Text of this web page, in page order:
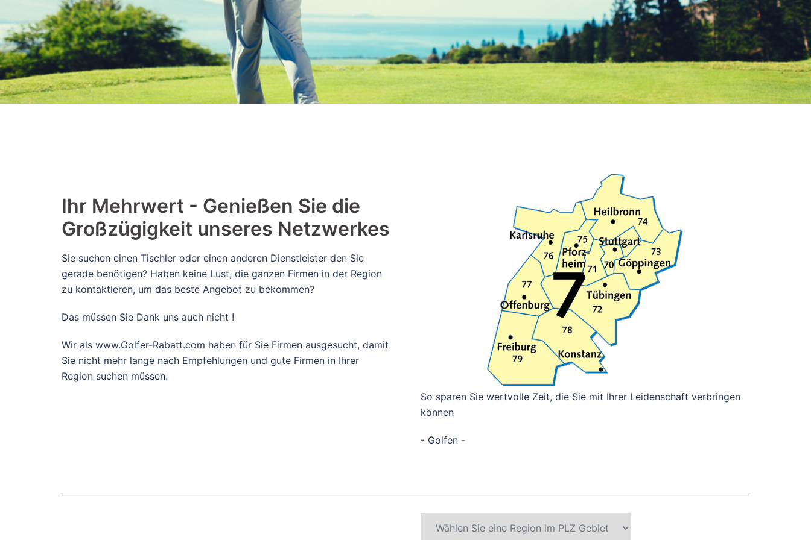
​​Ihr Mehrwert - Genießen Sie die
Großzügigkeit unseres Netzwerkes
Sie suchen einen Tischler oder einen anderen Dienstleister den Sie
gerade benötigen? Haben keine Lust, die ganzen Firmen in der Region
zu kontaktieren, um das beste Angebot zu bekommen?
Das müssen Sie Dank uns auch nicht !
Wir als www.Golfer-Rabatt.com haben für Sie Firmen ausgesucht, damit
Sie nicht mehr lange nach Empfehlungen und gute Firmen in Ihrer
Region suchen müssen.
So sparen Sie wertvolle Zeit, die Sie mit Ihrer Leidenschaft verbringen
können
- Golfen -